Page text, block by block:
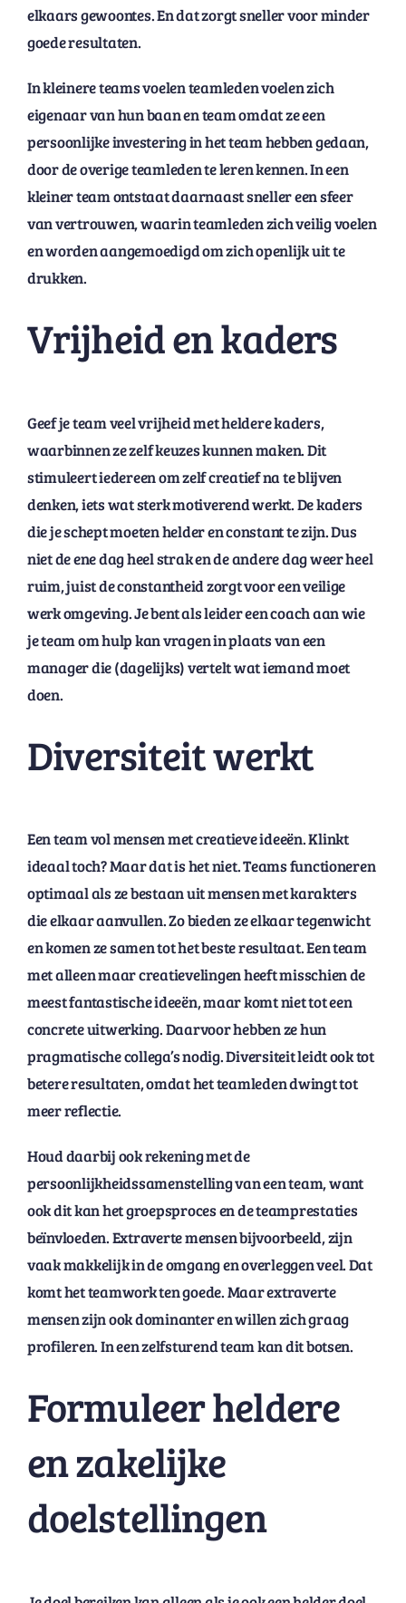
elkaars gewoontes. En dat zorgt sneller voor minder
goede resultaten.
In kleinere teams voelen teamleden voelen zich
eigenaar van hun baan en team omdat ze een
persoonlijke investering in het team hebben gedaan,
door de overige teamleden te leren kennen. In een
kleiner team ontstaat daarnaast sneller een sfeer
van vertrouwen, waarin teamleden zich veilig voelen
en worden aangemoedigd om zich openlijk uit te
drukken.
Vrijheid en kaders
Geef je team veel vrijheid met heldere kaders,
waarbinnen ze zelf keuzes kunnen maken. Dit
stimuleert iedereen om zelf creatief na te blijven
denken, iets wat sterk motiverend werkt. De kaders
die je schept moeten helder en constant te zijn. Dus
niet de ene dag heel strak en de andere dag weer heel
ruim, juist de constantheid zorgt voor een veilige
werk omgeving. Je bent als leider een coach aan wie
je team om hulp kan vragen in plaats van een
manager die (dagelijks) vertelt wat iemand moet
doen.
Diversiteit werkt
Een team vol mensen met creatieve ideeën. Klinkt
ideaal toch? Maar dat is het niet. Teams functioneren
optimaal als ze bestaan uit mensen met karakters
die elkaar aanvullen. Zo bieden ze elkaar tegenwicht
en komen ze samen tot het beste resultaat. Een team
met alleen maar creatievelingen heeft misschien de
meest fantastische ideeën, maar komt niet tot een
concrete uitwerking. Daarvoor hebben ze hun
pragmatische collega’s nodig. Diversiteit leidt ook tot
betere resultaten, omdat het teamleden dwingt tot
meer reflectie.
Houd daarbij ook rekening met de
persoonlijkheidssamenstelling van een team, want
ook dit kan het groepsproces en de teamprestaties
beïnvloeden. Extraverte mensen bijvoorbeeld, zijn
vaak makkelijk in de omgang en overleggen veel. Dat
komt het teamwork ten goede. Maar extraverte
mensen zijn ook dominanter en willen zich graag
profileren. In een zelfsturend team kan dit botsen.
Formuleer heldere
en zakelijke
doelstellingen